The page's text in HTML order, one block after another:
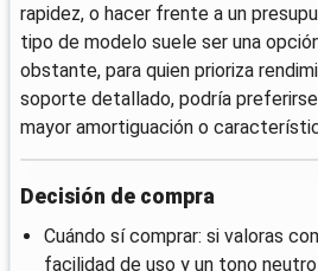
rapidez, o hacer frente a un
tipo de modelo suele ser una
obstante, para quien prioriza
soporte detallado, podría
mayor amortiguación o
Decisión de compra
Cuándo sí comprar: si valoras
facilidad de uso y un tono